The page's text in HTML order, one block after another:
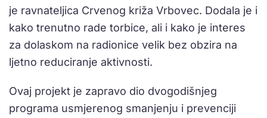
je ravnateljica Crvenog križa Vrbovec. Dodala je i
kako trenutno rade torbice, ali i kako je interes
za dolaskom na radionice velik bez obzira na
ljetno reduciranje aktivnosti.
Ovaj projekt je zapravo dio dvogodišnjeg
programa usmjerenog smanjenju i prevenciji